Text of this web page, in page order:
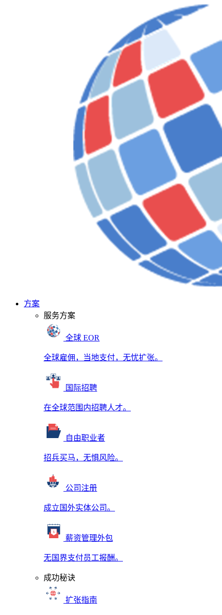
方案
服务方案
全球 EOR
全球雇佣，当地支付，无忧扩张。
国际招聘
在全球范围内招聘人才。
自由职业者
招兵买马，无惧风险。
公司注册
成立国外实体公司。
薪资管理外包
无国界支付员工报酬。
成功秘诀
扩张指南